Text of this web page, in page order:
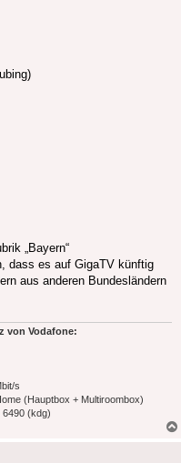
„Bayern“
dass es auf GigaTV künftig
aus anderen Bundesländern
von Vodafone:
s
(Hauptbox + Multiroombox)
6490 (kdg)